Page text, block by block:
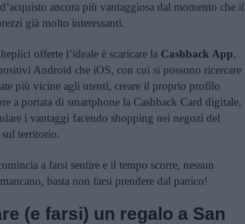
ancora più vantaggiosa dal momento che il
già molto interessanti.
offerte l’ideale è scaricare la Cashback App,
Android che iOS, con cui si possono ricercare
più vicine agli utenti, creare il proprio profilo
a portata di smartphone la Cashback Card digitale,
i vantaggi facendo shopping nei negozi del
territorio.
a farsi sentire e il tempo scorre, nessun
basta non farsi prendere dal panico!
(e farsi) un regalo a San